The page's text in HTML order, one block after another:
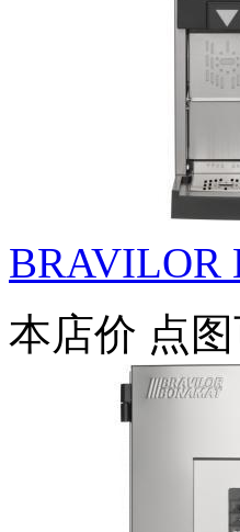
BRAVILOR
本店价 点